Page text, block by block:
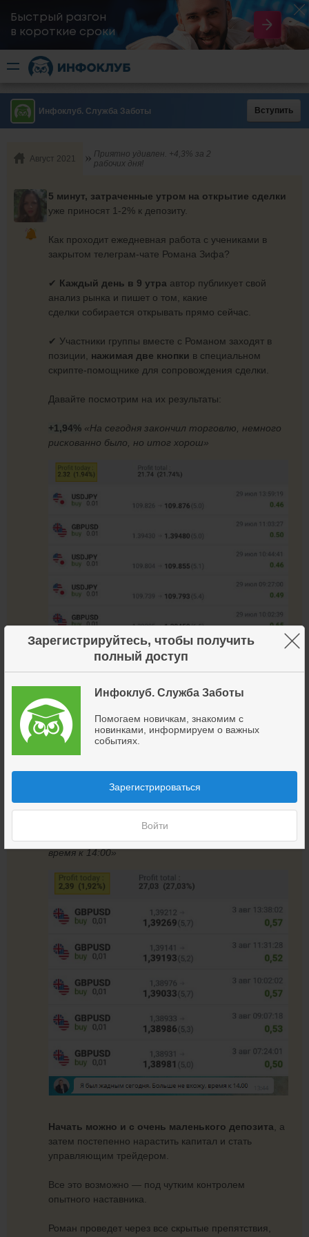
Зарегистрируйтесь, чтобы получить
полный доступ
Инфоклуб. Служба Заботы
Помогаем новичкам, знакомим с
новинками, информируем о важных
событиях.
Зарегистрироваться
Войти
×
Быстрый разгон
​в короткие сроки
Инфоклуб. Служба Заботы Вступить
Август 2021
Приятно удивлен. +4,3% за 2
рабочих дня!
5 минут, затраченные утром на открытие сделки
уже приносят 1-2% к депозиту.
Как проходит ежедневная работа с учениками в
закрытом телеграм-чате Романа Зифа?
✔ Каждый день в 9 утра автор публикует свой
анализ рынка и пишет о том, какие
сделки собирается открывать прямо сейчас.
✔ Участники группы вместе с Романом заходят в
позиции,
нажимая две кнопки в специальном
скрипте-помощнике для сопровождения сделки.
Давайте посмотрим на их результаты:
+1,94% «На сегодня закончил торговлю, немного
рискованно было, но итог хорош»
«Приятно удивлен. +4,3% за 2 рабочих дня
время к 14:00»
Начать можно и с очень маленького депозита , а
затем постепенно нарастить капитал и стать
управляющим трейдером.
Все это возможно — под чутким контролем
опытного наставника.
Роман проведет через все скрытые препятствия,